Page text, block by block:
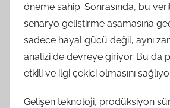
öneme sahip. Sonrasında, bu
senaryo geliştirme aşamasına
sadece hayal gücü değil, aynı
analizi de devreye giriyor. Bu da
etkili ve ilgi çekici olmasını
Gelişen teknoloji, prodüksiyon